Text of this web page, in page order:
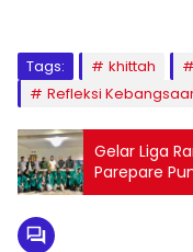
Tags: khittah
Refleksi
Gelar Liga
Parepare